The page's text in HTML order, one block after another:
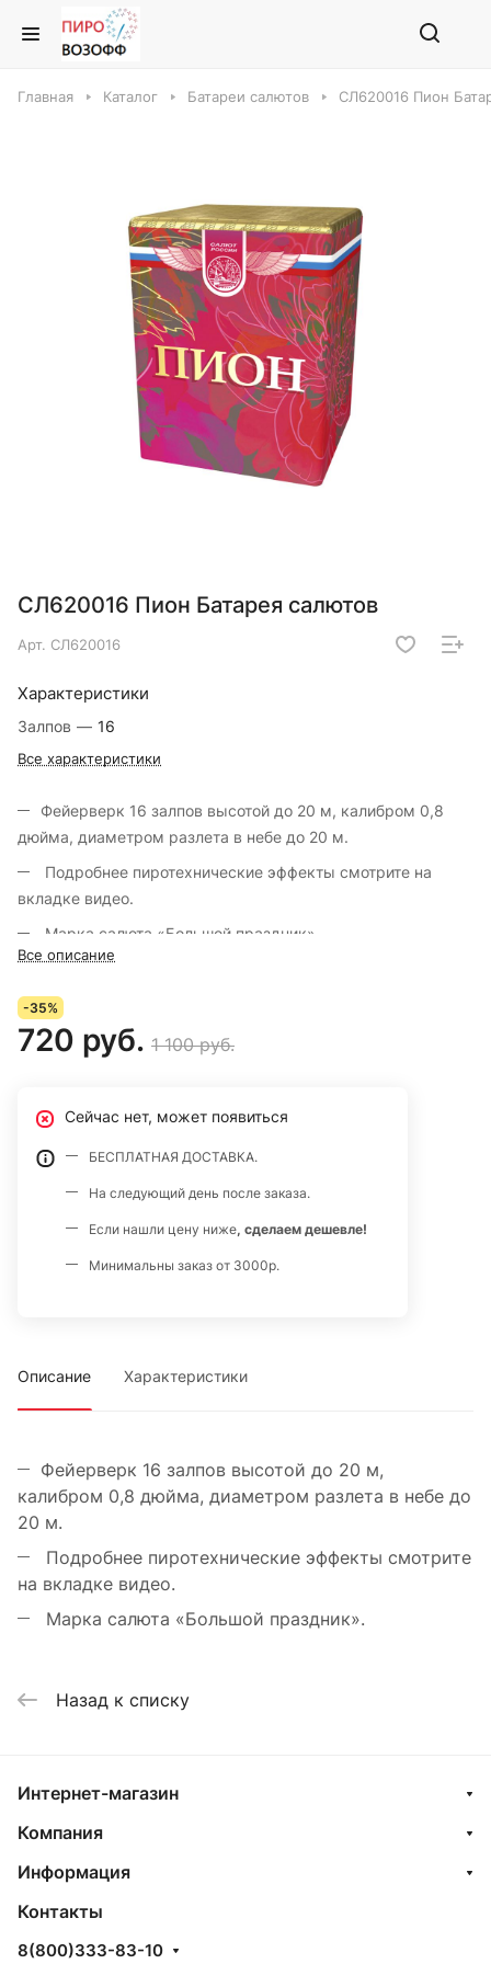
Главная Каталог Батареи салютов СЛ620016 Пион
СЛ620016 Пион Батарея салютов
Арт. СЛ620016
Характеристики
Залпов — 16
Все характеристики
Фейерверк 16 залпов высотой до 20 м, калибром 0,8
дюйма, диаметром разлета в небе до 20 м.
вкладке видео.
Марка салюта «Большой праздник».
Все описание
-35%
720 руб. 1 100 руб.
Сейчас нет, может появиться
БЕСПЛАТНАЯ ДОСТАВКА.
На следующий день после заказа.
Если нашли цену ниже, сделаем дешевле!
Минимальны заказ от 3000р.
Описание Характеристики
Фейерверк 16 залпов высотой до 20 м,
калибром 0,8 дюйма, диаметром разлета в небе до
20 м.
Подробнее пиротехнические эффекты смотрите
на вкладке видео.
Марка салюта «Большой праздник».
Назад к списку
Интернет-магазин
Компания
Информация
Контакты
8(800)333-83-10